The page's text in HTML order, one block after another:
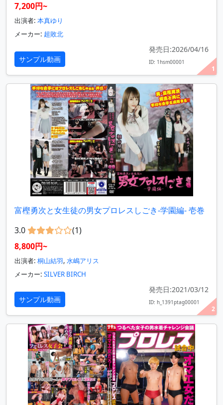
1
7,200円~
出演者: 本真ゆり
メーカー: 超敗北
サンプル動画
発売日:2026/04/16
ID: 1hsm00001
2
富樫勇次と女生徒の男女プロレスしごき-学園編- 壱巻
3.0
(1)
8,800円~
出演者: 桐山結羽, 水嶋アリス
メーカー: SILVER BIRCH
サンプル動画
発売日:2021/03/12
ID: h_1391ptag00001